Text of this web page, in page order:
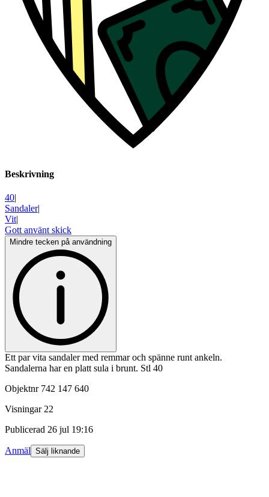
Beskrivning
40|
Sandaler|
Vit|
Gott använt skick
Mindre tecken på användning
Ett par vita sandaler med remmar och spänne runt ankeln.
Sandalerna har en platt sula i brunt. Stl 40
Objektnr 742 147 640
Visningar 22
Publicerad 26 jul 19:16
Anmäl Sälj liknande